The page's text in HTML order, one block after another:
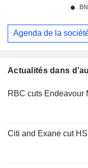
Actualités dans
RBC cuts Endeavour
Citi and Exane cut
Agenda de la